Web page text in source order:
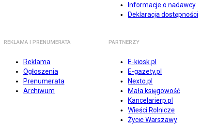
Informacje o nadawcy
Deklaracja dostępności
REKLAMA I PRENUMERATA
Reklama
Ogłoszenia
Prenumerata
Archiwum
PARTNERZY
E-kiosk.pl
E-gazety.pl
Nexto.pl
Mała księgowość
Kancelarierp.pl
Wieści Rolnicze
Życie Warszawy